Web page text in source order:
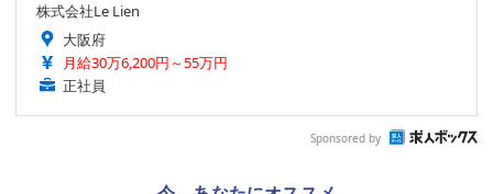
株式会社Le Lien
大阪府
月給30万6,200円～55万円
正社員
Sponsored by